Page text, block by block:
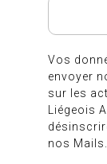
Vos
envoyer
sur les
Liégeois
nos Mails.